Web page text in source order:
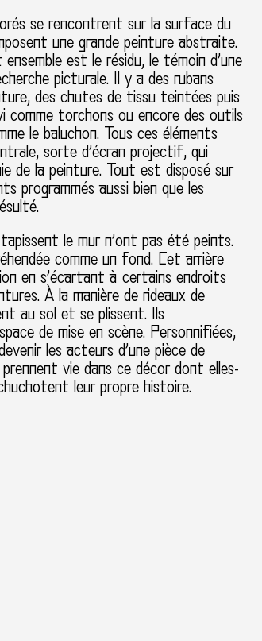
se rencontrent sur la surface du
une grande peinture abstraite.
est le résidu, le témoin d’une
picturale. Il y a des rubans
des chutes de tissu teintées puis
comme torchons ou encore des outils
le baluchon. Tous ces éléments
sorte d’écran projectif, qui
de la peinture. Tout est disposé sur
programmés aussi bien que les
le mur n’ont pas été peints.
comme un fond. Cet arrière
en s’écartant à certains endroits
À la manière de rideaux de
au sol et se plissent. Ils
de mise en scène. Personnifiées,
les acteurs d’une pièce de
vie dans ce décor dont elles-
leur propre histoire.